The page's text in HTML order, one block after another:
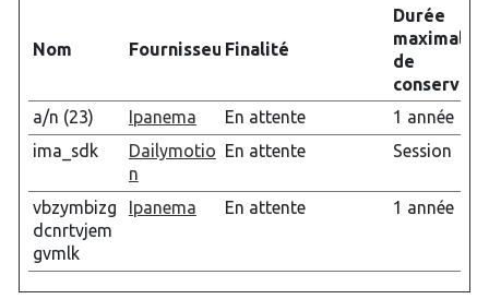
Nom FournisseurFinalité
Durée
maximale
de
a/n (23)
Ipanema En attente
1 année
ima_sdk
Dailymotio
n
En attente Session
vbzymbizg
dcnrtvjem
gvmlk
Ipanema En attente 1 année